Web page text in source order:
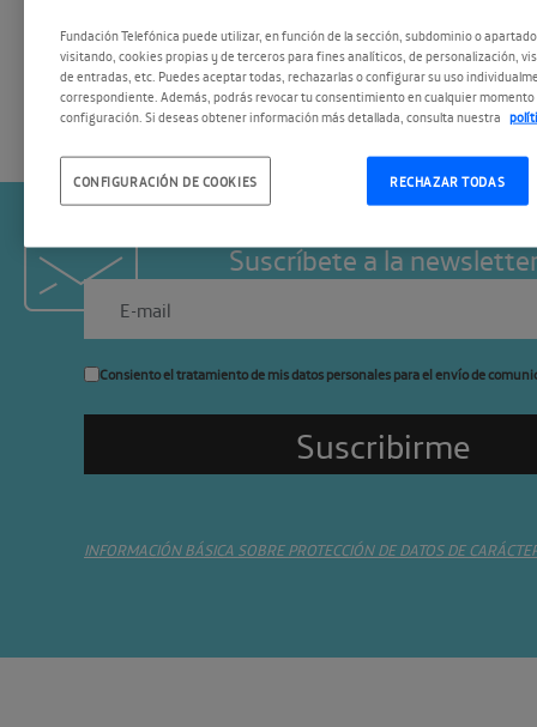
desde la ficción.
Suscríbete a la
Consiento el tratamiento de mis datos personales para el envío de
INFORMACIÓN BÁSICA SOBRE PROTECCIÓN DE DATOS DE
Fundación Telefónica puede utilizar, en función de la sección, subdominio o
visitando, cookies propias y de terceros para fines analíticos, de personalización,
de entradas, etc. Puedes aceptar todas, rechazarlas o configurar su uso
correspondiente. Además, podrás revocar tu consentimiento en cualquier momento
configuración. Si deseas obtener información más detallada, consulta nuestra
RECHAZAR TODAS
CONFIGURACIÓN DE COOKIES